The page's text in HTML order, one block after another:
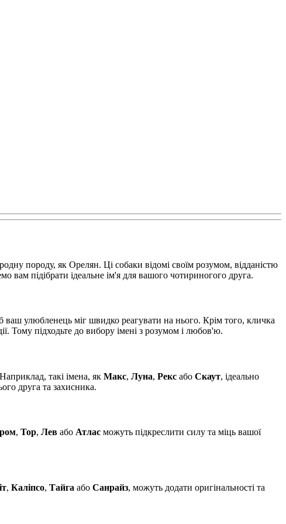
породу, як Орелян. Ці собаки відомі своїм розумом, відданістю
вам підібрати ідеальне ім'я для вашого чотириногого друга.
ваш улюбленець міг швидко реагувати на нього. Крім того, кличка
Тому підходьте до вибору імені з розумом і любов'ю.
такі імена, як Макс, Луна, Рекс або Скаут, ідеально
друга та захисника.
, Тор, Лев або Атлас можуть підкреслити силу та міць вашої
, Каліпсо, Тайга або Санрайз, можуть додати оригінальності та